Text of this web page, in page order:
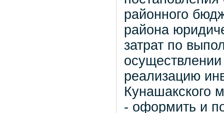
районного
района
затрат по
реализацию
Кунашакского
- оформить и